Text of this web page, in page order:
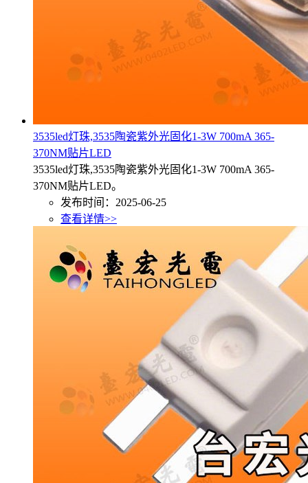
3535led灯珠,3535陶瓷紫外光固化1-3W 700mA 365-
370NM贴片LED
3535led灯珠,3535陶瓷紫外光固化1-3W 700mA 365-
370NM贴片LED。
发布时间：2025-06-25
查看详情>>